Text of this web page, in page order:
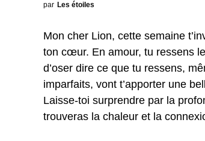
par Les étoiles
Mon cher Lion, cette semaine
ton cœur. En amour, tu ressens
d’oser dire ce que tu ressens,
imparfaits, vont t’apporter une
Laisse-toi surprendre par la
trouveras la chaleur et la